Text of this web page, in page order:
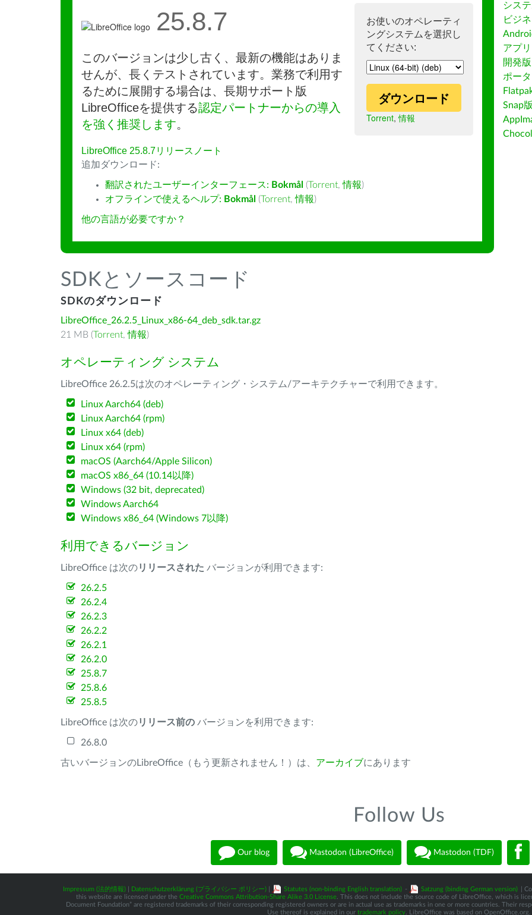
お使いのオペレーティ
ングシステムを選択し
てください:
ダウンロード
Torrent,情報
25.8.7
このバージョンは少し古く、最新の機能はありま
せんが、長くテストされています。業務で利用す
るために展開する場合は、長期サポート版
LibreOfficeを提供する認定パートナーからの導入
を強く推奨します。
LibreOffice 25.8.7リリースノート
追加ダウンロード:
翻訳されたユーザーインターフェース: Bokmål (Torrent,情報)
オフラインで使えるヘルプ: Bokmål (Torrent,情報)
他の言語が必要ですか？
SDKとソースコード
SDKのダウンロード
LibreOffice_26.2.5_Linux_x86-64_deb_sdk.tar.gz
21 MB (Torrent,情報)
オペレーティング システム
LibreOffice 26.2.5は次のオペレーティング・システム/アーキテクチャーで利用できます。
Linux Aarch64 (deb)
Linux Aarch64 (rpm)
Linux x64 (deb)
Linux x64 (rpm)
macOS (Aarch64/Apple Silicon)
macOS x86_64 (10.14以降)
Windows (32 bit, deprecated)
Windows Aarch64
Windows x86_64 (Windows 7以降)
利用できるバージョン
LibreOffice は次のリリースされた バージョンが利用できます:
26.2.5
26.2.4
26.2.3
26.2.2
26.2.1
26.2.0
25.8.7
25.8.6
25.8.5
LibreOffice は次のリリース前の バージョンを利用できます:
26.8.0
古いバージョンのLibreOffice（もう更新されません！）は、 アーカイブにあります
シス
ビジ
アプ
開発版
ポー
Snap版
Follow Us
Our blog Mastodon (LibreOffice) Mastodon (TDF)
Impressum (法的情報) Datenschutzerklärung (プライバシー ポリシー) Statutes (non-binding English translation) - Satzung (binding German version)
|
this website are licensed under the Creative Commons Attribution-Share Alike 3.0 License. This does not include the source code of LibreOffice, which is
Document Foundation” are registered trademarks of their corresponding registered owners or are in actual use as trademarks in one or more countries. Their
Use thereof is explained in our trademark policy . LibreOffice was based on OpenOffice.org.